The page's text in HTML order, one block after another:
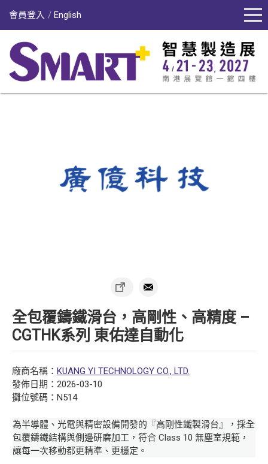
會員登入 English
全包覆鑄鐵滑台，高剛性、高精度 –
CGTHK系列 東佑達自動化
廠商名稱： KUANG YI TECHNOLOGY CO., LTD.
發佈日期：2026-03-10
攤位號碼：N514
為半導體、光電與精密設備開發的『高剛性鐵製滑台』，採全
包覆鑄鐵結構與側邊研磨加工，符合 Class 10 無塵室規範，
讓每一次移動都更精準、更穩定。